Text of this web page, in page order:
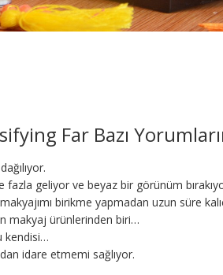
Far Bazı
geliyor ve beyaz bir görünüm
birikme yapmadan uzun süre
makyaj ürünlerinden biri…
kendisi…
idare etmemi sağlıyor.